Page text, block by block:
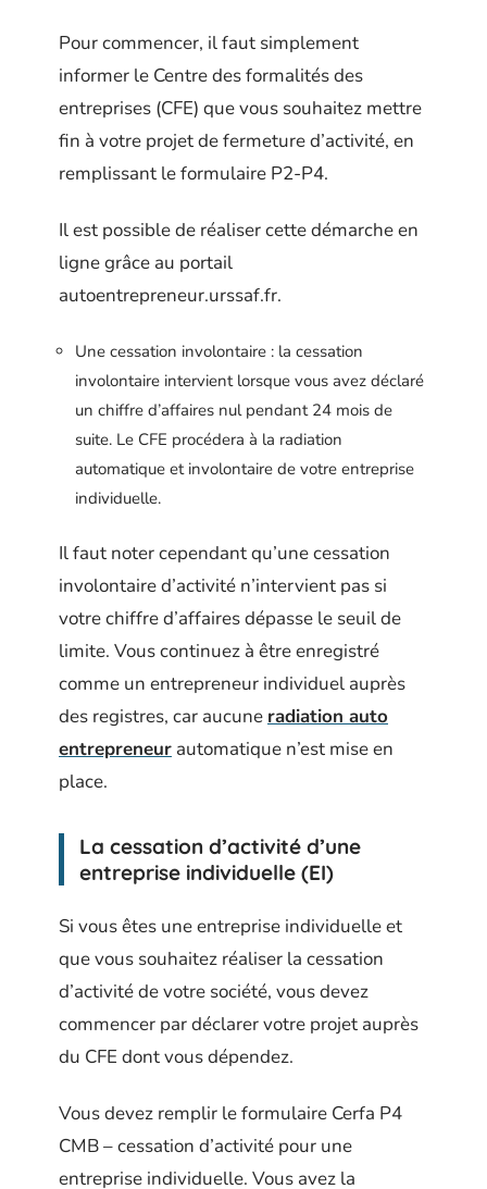
Pour commencer, il faut simplement
informer le Centre des formalités des
entreprises (CFE) que vous souhaitez mettre
fin à votre projet de fermeture d’activité, en
remplissant le formulaire P2-P4.
Il est possible de réaliser cette démarche en
ligne grâce au portail
autoentrepreneur.urssaf.fr.
Une cessation involontaire : la cessation
involontaire intervient lorsque vous avez déclaré
un chiffre d’affaires nul pendant 24 mois de
suite. Le CFE procédera à la radiation
automatique et involontaire de votre entreprise
individuelle.
Il faut noter cependant qu’une cessation
involontaire d’activité n’intervient pas si
votre chiffre d’affaires dépasse le seuil de
limite. Vous continuez à être enregistré
comme un entrepreneur individuel auprès
des registres, car aucune radiation auto
entrepreneur automatique n’est mise en
place.
La cessation d’activité d’une
entreprise individuelle (EI)
Si vous êtes une entreprise individuelle et
que vous souhaitez réaliser la cessation
d’activité de votre société, vous devez
commencer par déclarer votre projet auprès
du CFE dont vous dépendez.
Vous devez remplir le formulaire Cerfa P4
CMB – cessation d’activité pour une
entreprise individuelle. Vous avez la